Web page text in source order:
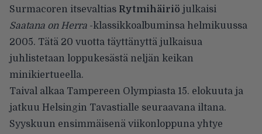
Surmacoren itsevaltias Rytmihäiriö julkaisi
Saatana on Herra -klassikkoalbuminsa helmikuussa
2005. Tätä 20 vuotta täyttänyttä julkaisua
juhlistetaan loppukesästä neljän keikan
minikiertueella.
Taival alkaa Tampereen Olympiasta 15. elokuuta ja
jatkuu Helsingin Tavastialle seuraavana iltana.
Syyskuun ensimmäisenä viikonloppuna yhtye